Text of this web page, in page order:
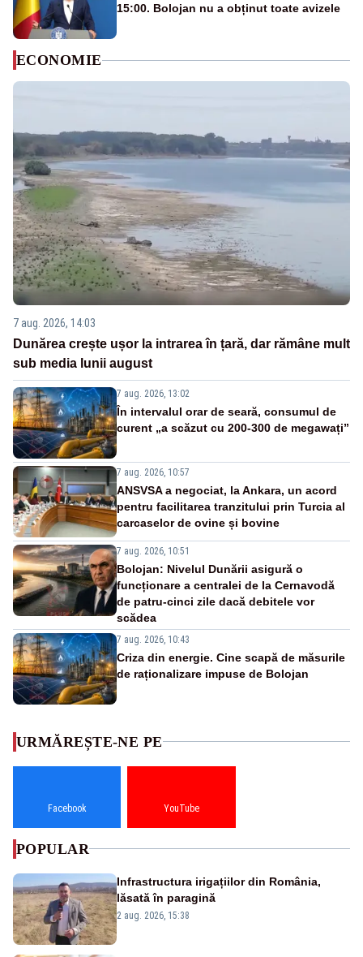
15:00. Bolojan nu a obținut toate avizele
ECONOMIE
7 aug. 2026, 14:03
Dunărea crește ușor la intrarea în țară, dar rămâne mult
sub media lunii august
7 aug. 2026, 13:02
În intervalul orar de seară, consumul de
curent „a scăzut cu 200-300 de megawați”
7 aug. 2026, 10:57
ANSVSA a negociat, la Ankara, un acord
pentru facilitarea tranzitului prin Turcia al
carcaselor de ovine și bovine
7 aug. 2026, 10:51
Bolojan: Nivelul Dunării asigură o
funcționare a centralei de la Cernavodă
de patru-cinci zile dacă debitele vor
scădea
7 aug. 2026, 10:43
Criza din energie. Cine scapă de măsurile
de raționalizare impuse de Bolojan
URMĂREȘTE-NE PE
Facebook YouTube
POPULAR
Infrastructura irigațiilor din România,
lăsată în paragină
2 aug. 2026, 15:38